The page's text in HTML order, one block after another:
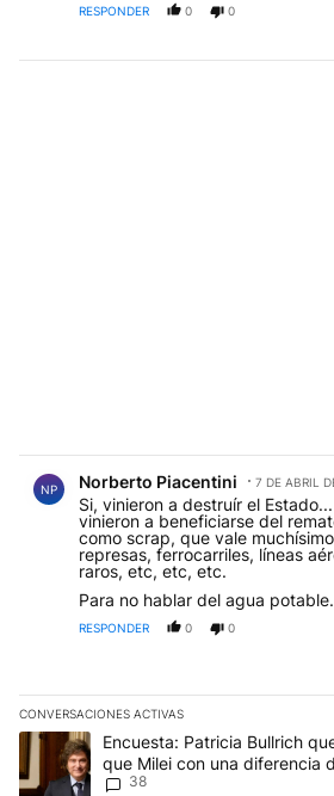
RESPONDER 0 0
NP Norberto Piacentini 7 DE ABRIL
Si, vinieron a destruír el
vinieron a beneficiarse del
como scrap, que vale
represas, ferrocarriles, líneas
raros, etc, etc, etc.
Para no hablar del agua
RESPONDER 0 0
CONVERSACIONES ACTIVAS
Este listado muestra los artículos con
Un artículo de tendencia con el título
Encuesta: Patricia Bullrich
que Milei con una diferencia
negativa
38